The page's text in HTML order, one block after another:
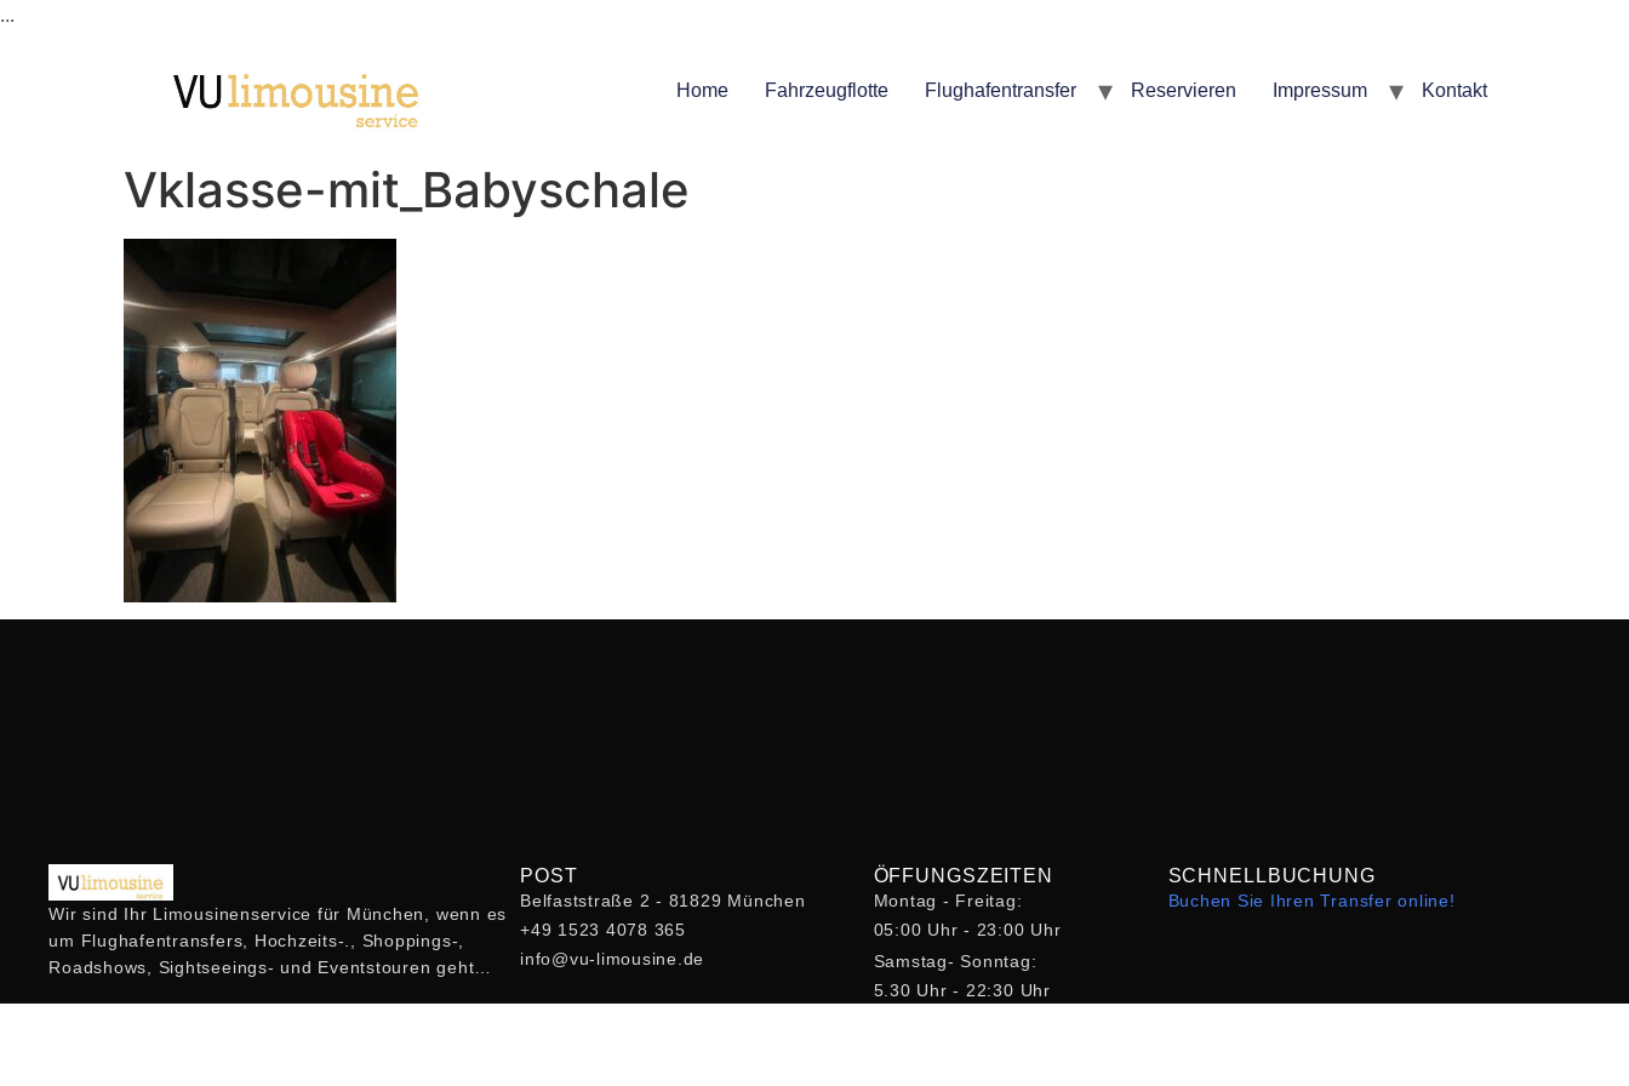
...
Home Fahrzeugflotte Flughafentransfer Reservieren Impressum Kontakt
Vklasse-mit_Babyschale
Wir sind Ihr Limousinenservice für München, wenn es
um Flughafentransfers, Hochzeits-., Shoppings-,
Roadshows, Sightseeings- und Eventstouren geht…
POST
Belfaststraße 2 - 81829 München
+49 1523 4078 365
info@vu-limousine.de
ÖFFUNGSZEITEN
Montag - Freitag:
05:00 Uhr - 23:00 Uhr
Samstag- Sonntag:
5.30 Uhr - 22:30 Uhr
SCHNELLBUCHUNG
Buchen Sie Ihren Transfer online!